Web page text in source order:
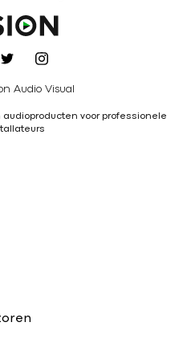
Audio Visual
voor professionele